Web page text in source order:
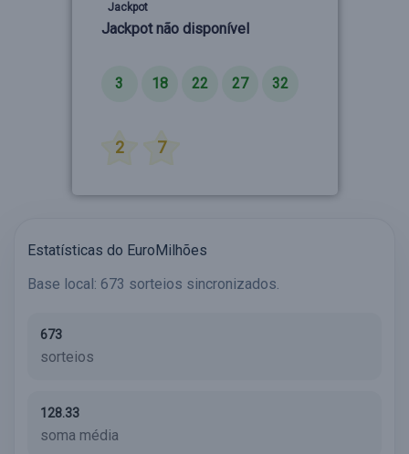
Jackpot
Jackpot não disponível
3 18 22 27 32
2 7
Estatísticas do EuroMilhões
Base local: 673 sorteios sincronizados.
673
sorteios
128.33
soma média